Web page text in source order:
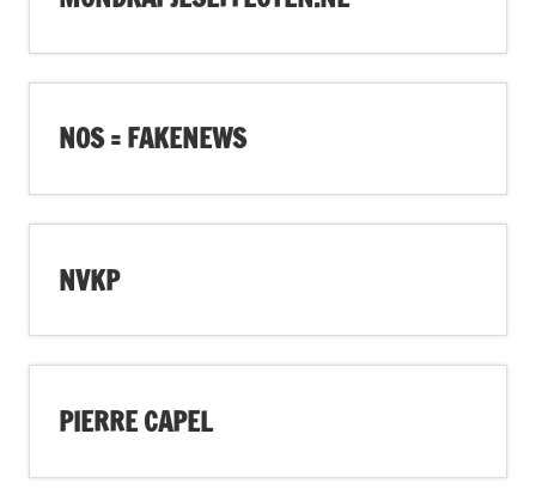
NOS = FAKENEWS
NVKP
PIERRE CAPEL